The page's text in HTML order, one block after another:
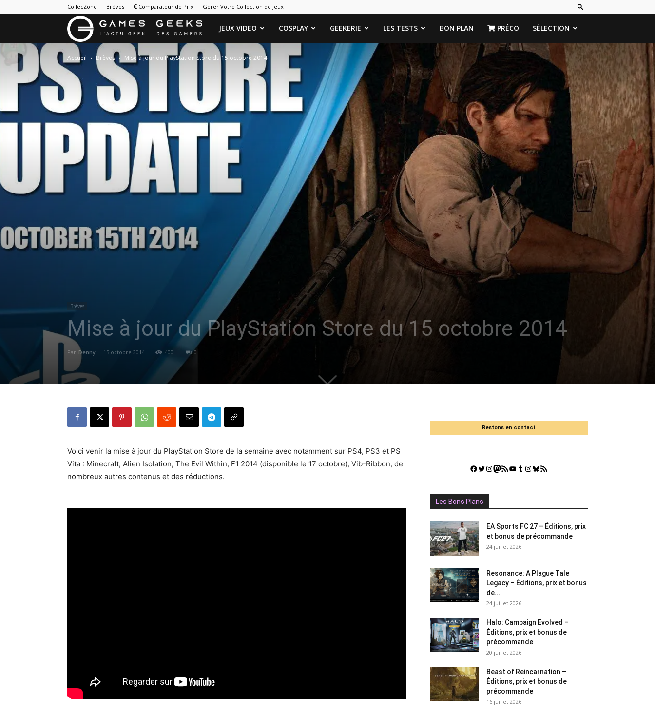
CollecZone Brèves Comparateur de Prix Gérer Votre Collection de Jeux
Games
&
JEUX VIDEO COSPLAY GEEKERIE LES TESTS BON PLAN PRÉCO SÉLECTION
Accueil Brèves Mise à jour du PlayStation Store du 15 octobre 2014
Brèves
Mise à jour du PlayStation Store du 15 octobre 2014
Par Denny - 15 octobre 2014 400 0
Voici venir la mise à jour du PlayStation Store de la semaine avec notamment sur PS4, PS3 et PS
Vita : Minecraft, Alien Isolation, The Evil Within, F1 2014 (disponible le 17 octobre), Vib-Ribbon, de
nombreux autres contenus et des réductions.
Restons en contact
Facebook
Twitter
Instagram
Mastodon
Flux RSSYouTube
Tumblr
Instagram
Bluesky
GestGame
Les Bons Plans
EA Sports FC 27 – Éditions, prix
et bonus de précommande
24 juillet 2026
Resonance: A Plague Tale
Legacy – Éditions, prix et bonus
de...
24 juillet 2026
Halo: Campaign Evolved –
Éditions, prix et bonus de
précommande
20 juillet 2026
Beast of Reincarnation –
Éditions, prix et bonus de
précommande
16 juillet 2026